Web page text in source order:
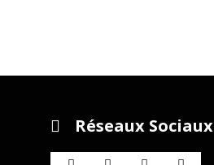
Réseaux Sociaux